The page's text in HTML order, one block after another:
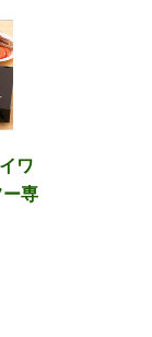
ワ
ー専